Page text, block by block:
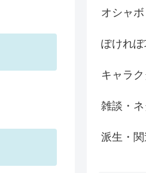
オシャ
ぽけれ
キャラ
雑談・ネ
派生・関